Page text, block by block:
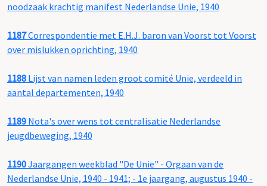
noodzaak krachtig manifest Nederlandse Unie, 1940
1187Correspondentie met E.H.J. baron van Voorst tot Voorst
over mislukken oprichting, 1940
1188 Lijst van namen leden groot comité Unie, verdeeld in
aantal departementen, 1940
1189 Nota's over wens tot centralisatie Nederlandse
jeugdbeweging, 1940
1190Jaargangen weekblad "De Unie" - Orgaan van de
Nederlandse Unie, 1940 - 1941; - 1e jaargang, augustus 1940 -